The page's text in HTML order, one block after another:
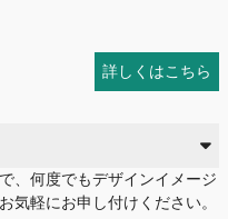
詳しくはこちら
、何度でもデザインイメージ
気軽にお申し付けください。